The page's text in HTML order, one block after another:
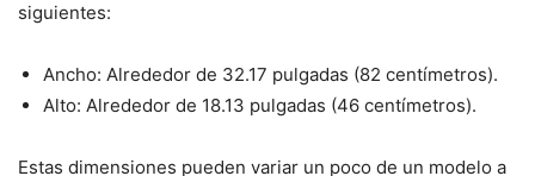
siguientes:
Ancho: Alrededor de 32.17 pulgadas (82 centímetros).
Alto: Alrededor de 18.13 pulgadas (46 centímetros).
Estas dimensiones pueden variar un poco de un modelo a